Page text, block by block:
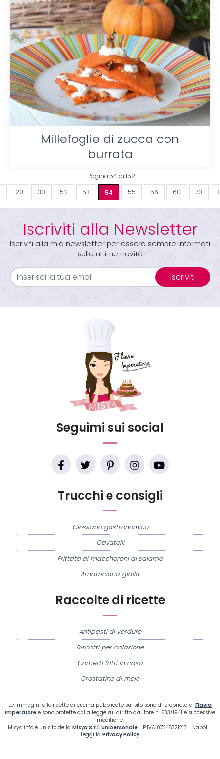
Millefoglie di zucca con
burrata
Pagina 54 di 152
20 30 52 53 54 55 56 60 70
Iscriviti alla Newsletter
Iscriviti alla mia newsletter per essere sempre informati
sulle ultime novità
Iscriviti
Raccolte di ricette
Antipasti di verdure
Biscotti per colazione
Cornetti fatti in casa
Crostatine di mele
Trucchi e consigli
Glossario gastronomico
Cavatelli
Frittata di maccheroni al salame
Amatriciana gialla
Seguimi sui social
Le immagini e le ricette di cucina pubblicate sul sito sono di proprietà di Flavia
Imperatore e sono protette dalla legge sul diritto d'autore n. 633/1941 e successive
modifiche.
Misya.info è un sito della Misya S.r.l. unipersonale- P.IVA 07248321213 - Napoli -
Leggi la Privacy Policy